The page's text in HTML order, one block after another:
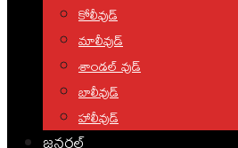
కోలీవుడ్
మాలీవుడ్
శాండల్ వుడ్
బాలీవుడ్
హాలీవుడ్